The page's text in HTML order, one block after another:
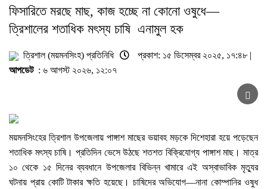
ফিসারিতে মরছে মাছ, কাজ হচ্ছে না কোনো ওষুধে—
ত্রিশালের শতাধিক মৎস্য চাষি এনামুল হক
ত্রিশাল (ময়মনসিংহ) প্রতিনিধি
প্রকাশ: ১৫ ডিসেম্বর ২০২৫, ১৭:৪৮ |
আপডেট: ৬ আগস্ট ২০২৬, ১২:০৭
ময়মনসিংহের ত্রিশাল উপজেলায় পাঙ্গাশ মাছের ভয়াবহ মড়কে দিশেহারা হয়ে পড়েছেন
শতাধিক মৎস্য চাষি। প্রতিদিন ভেসে উঠছে শতশত বিক্রিযোগ্য পাঙ্গাশ মাছ। মাত্র
১০ থেকে ১৫ দিনের ব্যবধানে উপজেলার বিভিন্ন খামারে এই অস্বাভাবিক মৃত্যুর
ঘটনায় প্রায় কোটি টাকার ক্ষতি হয়েছে। চাষিদের অভিযোগ—নানা কোম্পানির ওষুধ